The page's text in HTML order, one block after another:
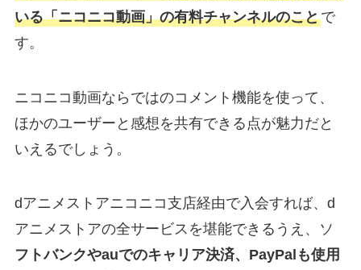
いる「ニコニコ動画」の有料チャンネルのことで
す。
ニコニコ動画ならではのコメント機能を使って、
ほかのユーザーと感想を共有できる点が魅力だと
いえるでしょう。
dアニメストアニコニコ支店経由で入会すれば、d
アニメストアの全サービスを堪能できるうえ、ソ
フトバンクやauでのキャリア決済、PayPalも使用